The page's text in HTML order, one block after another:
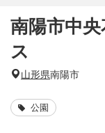
南陽市中
ス
山形県南陽市
公園